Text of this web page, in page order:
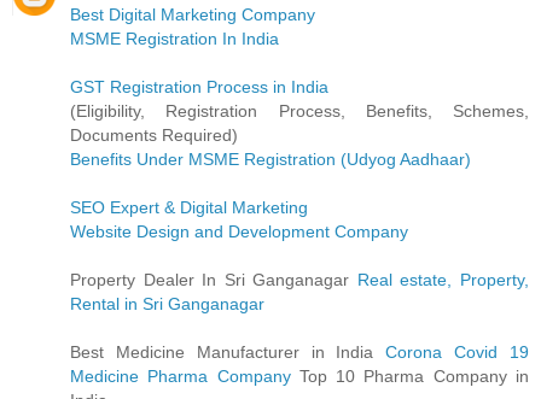
Best Digital Marketing Company
MSME Registration In India
GST Registration Process in India
(Eligibility, Registration Process, Benefits, Schemes,
Documents Required)
Benefits Under MSME Registration (Udyog Aadhaar)
SEO Expert & Digital Marketing
Website Design and Development Company
Property Dealer In Sri Ganganagar Real estate, Property,
Rental in Sri Ganganagar
Best Medicine Manufacturer in IndiaCorona Covid 19
Medicine Pharma CompanyTop 10 Pharma Company in